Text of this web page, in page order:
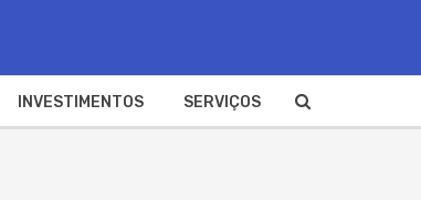
INVESTIMENTOS SERVIÇOS